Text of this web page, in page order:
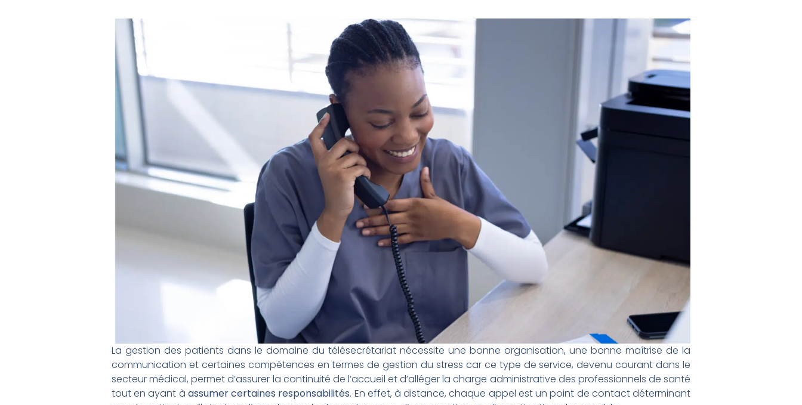
La gestion des patients dans le domaine du télésecrétariat nécessite une bonne organisation, une bonne maîtrise de la
communication et certaines compétences en termes de gestion du stress car ce type de service, devenu courant dans le
secteur médical, permet d’assurer la continuité de l’accueil et d’alléger la charge administrative des professionnels de santé
tout en ayant à assumer certaines responsabilités. En effet, à distance, chaque appel est un point de contact déterminant